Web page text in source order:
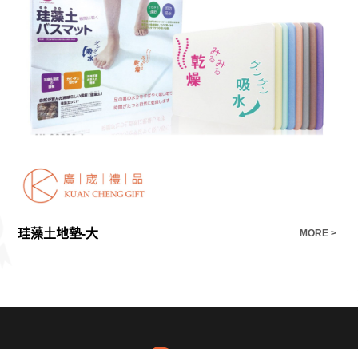
珪藻土地墊-大 MORE > 禮